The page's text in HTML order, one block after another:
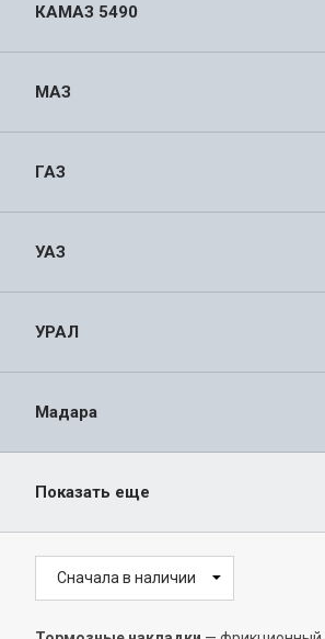
КАМАЗ 5490
МАЗ
ГАЗ
УАЗ
УРАЛ
Мадара
Показать еще
Сначала в наличии